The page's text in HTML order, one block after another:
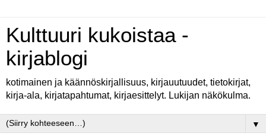
Kulttuuri kukoistaa -
kirjablogi
kotimainen ja käännöskirjallisuus, kirjauutuudet, tietokirjat,
kirja-ala, kirjatapahtumat, kirjaesittelyt. Lukijan näkökulma.
▼